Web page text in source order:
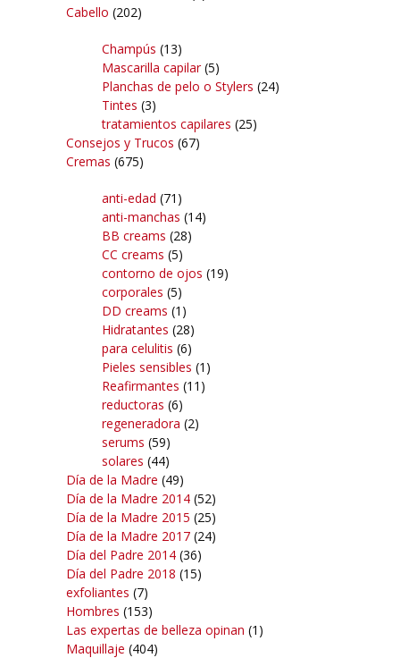
Cabello (202)
Champús (13)
Mascarilla capilar(5)
Planchas de pelo o Stylers (24)
Tintes (3)
tratamientos capilares (25)
Consejos y Trucos (67)
Cremas (675)
anti-edad (71)
anti-manchas (14)
BB creams (28)
CC creams (5)
contorno de ojos (19)
corporales (5)
DD creams (1)
Hidratantes (28)
para celulitis (6)
Pieles sensibles (1)
Reafirmantes (11)
reductoras (6)
regeneradora (2)
serums (59)
solares (44)
Día de la Madre (49)
Día de la Madre 2014 (52)
Día de la Madre 2015 (25)
Día de la Madre 2017 (24)
Día del Padre 2014 (36)
Día del Padre 2018 (15)
exfoliantes (7)
Hombres (153)
Las expertas de belleza opinan (1)
Maquillaje (404)